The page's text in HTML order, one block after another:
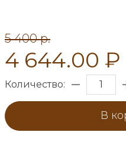
5 400 p.
4 644.00 ₽
Количество:
В